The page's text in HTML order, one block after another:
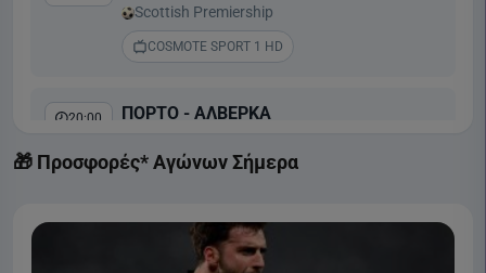
Scottish Premiership
COSMOTE SPORT 1 HD
20:00 ΠΟΡΤΟ - ΑΛΒΕΡΚΑ
COSMOTE SPORT 2 HD
ΜΠΕΝΦΙΚΑ - ΑΚΑΝΤΕΜΙΚΑ ΒΙΣΕΟΥ
Liga Portugal
🎁 Προσφορές* Αγώνων Σήμερα